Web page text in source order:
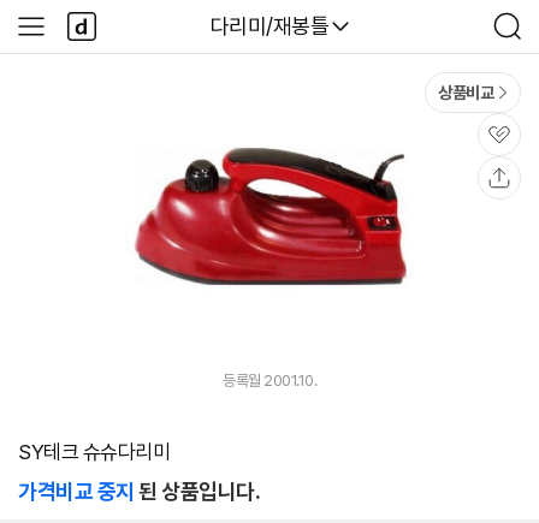
다나와
다리미/재봉틀
검
색
사
이
다
나
와
상품비교
관
심
등록월 2001.10.
SY테크 슈슈다리미
가격비교 중지 된 상품입니다.